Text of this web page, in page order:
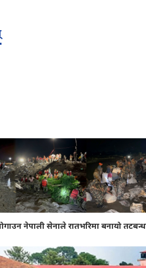
नेपाली सेनाले रातभरिमा बनायो तटबन्ध